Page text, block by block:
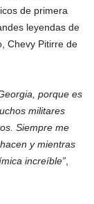
de primera
leyendas de
Chevy Pitirre de
porque es
militares
Siempre me
y mientras
increíble”